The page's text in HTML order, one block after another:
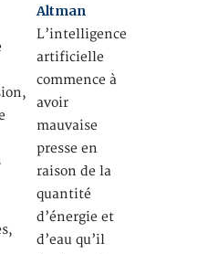
Altman
L’intelligence
artificielle
commence à
avoir
mauvaise
presse en
raison de la
quantité
d’énergie et
d’eau qu’il